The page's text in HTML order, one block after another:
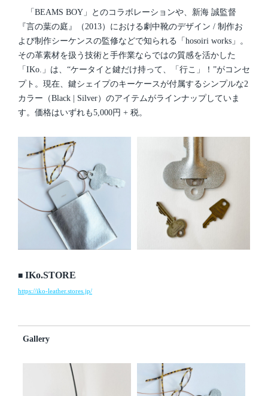
「BEAMS BOY」とのコラボレーションや、新海 誠監督
『言の葉の庭』（2013）における劇中靴のデザイン / 制作お
よび制作シーケンスの監修などで知られる「hosoiri works」。
その革素材を扱う技術と手作業ならではの質感を活かした
「IKo.」は、“ケータイと鍵だけ持って、「行こ」！”がコンセ
プト。現在、鍵シェイプのキーケースが付属するシンプルな2
カラー（Black | Silver）のアイテムがラインナップしていま
す。価格はいずれも5,000円 + 税。
■ IKo.STORE
https://iko-leather.stores.jp/
Gallery